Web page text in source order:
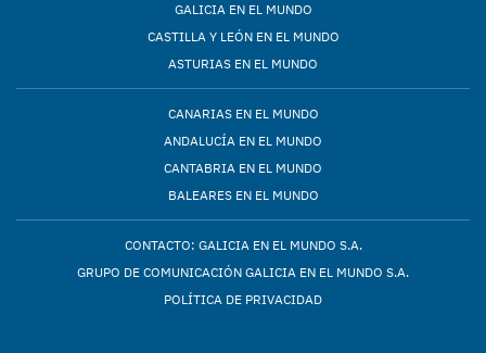
GALICIA EN EL MUNDO
CASTILLA Y LEÓN EN EL MUNDO
ASTURIAS EN EL MUNDO
CANARIAS EN EL MUNDO
ANDALUCÍA EN EL MUNDO
CANTABRIA EN EL MUNDO
BALEARES EN EL MUNDO
CONTACTO: GALICIA EN EL MUNDO S.A.
GRUPO DE COMUNICACIÓN GALICIA EN EL MUNDO S.A.
POLÍTICA DE PRIVACIDAD